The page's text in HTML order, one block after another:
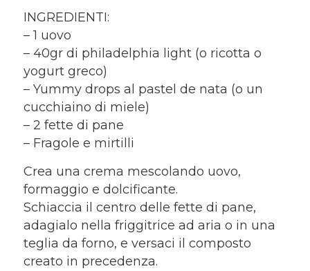
INGREDIENTI:
– 1 uovo
– 40gr di philadelphia light (o ricotta o
yogurt greco)
– Yummy drops al pastel de nata (o un
cucchiaino di miele)
– 2 fette di pane
– Fragole e mirtilli
Crea una crema mescolando uovo,
formaggio e dolcificante.
Schiaccia il centro delle fette di pane,
adagialo nella friggitrice ad aria o in una
teglia da forno, e versaci il composto
creato in precedenza.